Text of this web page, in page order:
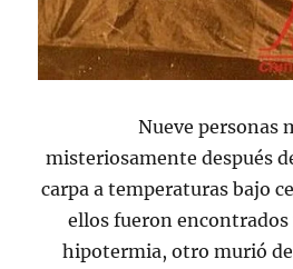
Nueve personas
misteriosamente después
carpa a temperaturas bajo
ellos fueron
hipotermia, otro murió